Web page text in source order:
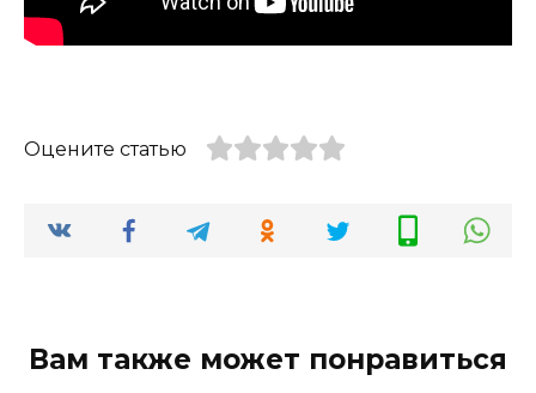
Оцените статью
Вам также может понравиться